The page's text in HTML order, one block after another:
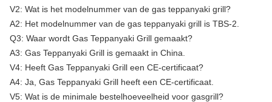
V2: Wat is het modelnummer van de gas teppanyaki grill?
A2: Het modelnummer van de gas teppanyaki grill is TBS-2.
Q3: Waar wordt Gas Teppanyaki Grill gemaakt?
A3: Gas Teppanyaki Grill is gemaakt in China.
V4: Heeft Gas Teppanyaki Grill een CE-certificaat?
A4: Ja, Gas Teppanyaki Grill heeft een CE-certificaat.
V5: Wat is de minimale bestelhoeveelheid voor gasgrill?